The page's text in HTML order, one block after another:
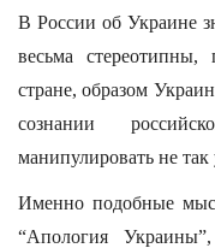
В России об Украине
весьма стереотипны,
стране, образом
сознании
манипулировать не
Именно подобные
“Апология